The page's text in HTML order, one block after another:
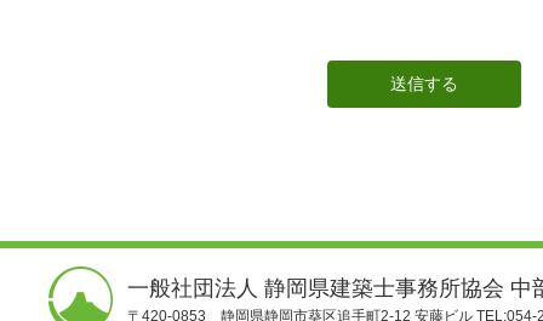
一般社団法人 静岡県建築士事務所協会 中
〒420-0853 静岡県静岡市葵区追手町2-12 安藤ビル TEL:054-